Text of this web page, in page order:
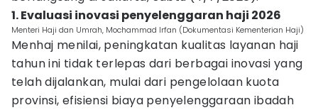
1. Evaluasi inovasi penyelenggaran haji 2026
Menteri Haji dan Umrah, Mochammad Irfan (Dokumentasi Kementerian Haji)
Menhaj menilai, peningkatan kualitas layanan haji
tahun ini tidak terlepas dari berbagai inovasi yang
telah dijalankan, mulai dari pengelolaan kuota
provinsi, efisiensi biaya penyelenggaraan ibadah